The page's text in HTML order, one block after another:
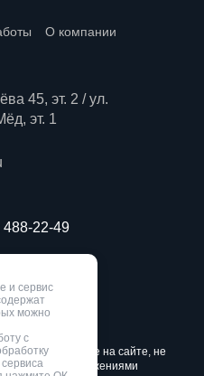
О компании
45, эт. 2 / ул.
эт. 1
488-22-49
защищены. Все
размещенные на сайте, не
положениями
и сервис
можно
с